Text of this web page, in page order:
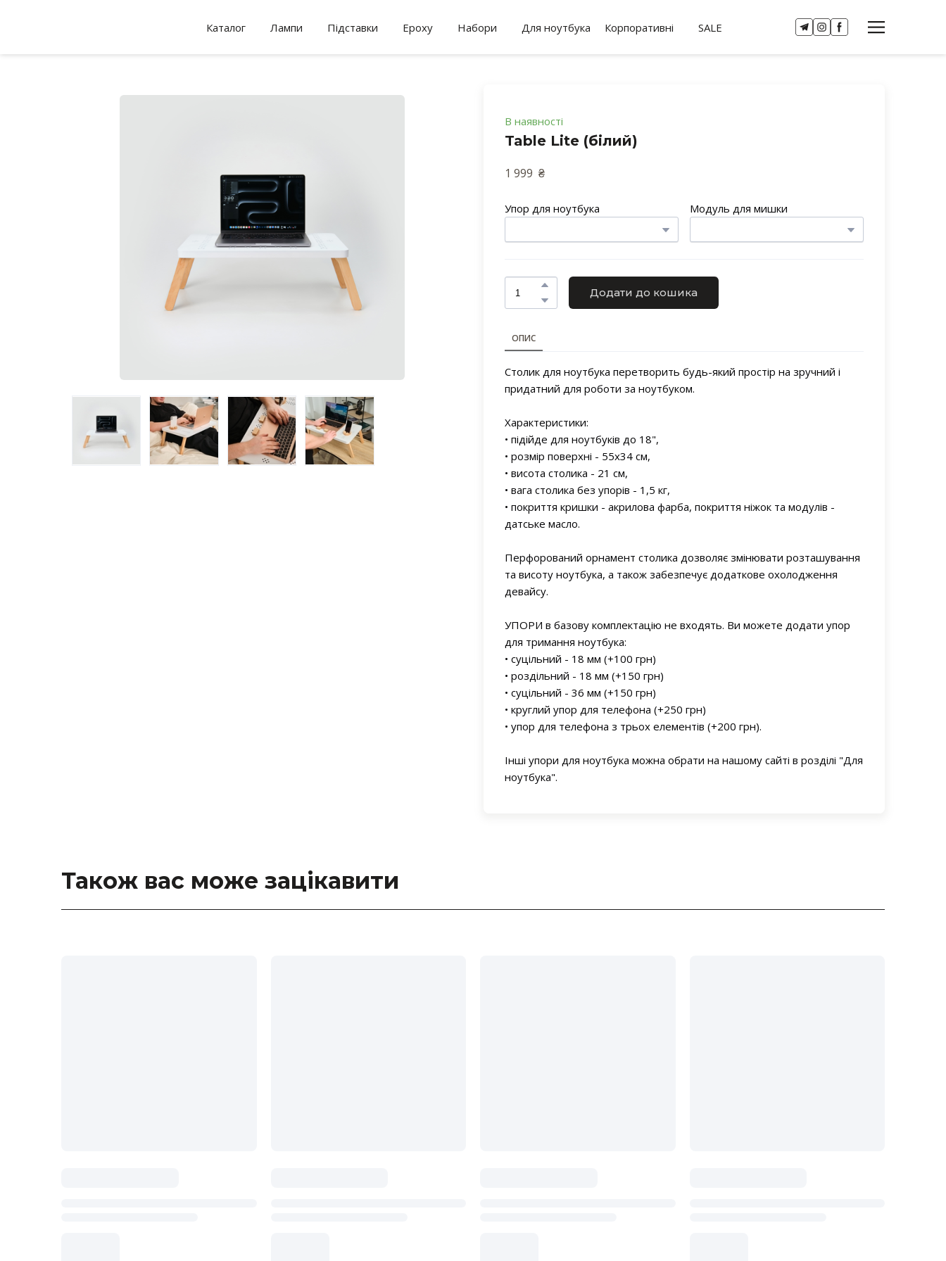
Каталог Лампи Підставки Epoxy Набори Для ноутбука Корпоративні SALE
В наявності
Table Lite (білий)
1 999  ₴
Упор для ноутбука Модуль для мишки
Додати до кошика
ОПИС
Столик для ноутбука перетворить будь-який простір на зручний і
придатний для роботи за ноутбуком.
Характеристики:
• підійде для ноутбуків до 18",
• розмір поверхні - 55х34 см,
• висота столика - 21 см,
• вага столика без упорів - 1,5 кг,
• покриття кришки - акрилова фарба, покриття ніжок та модулів -
датське масло.
Перфорований орнамент столика дозволяє змінювати розташування
та висоту ноутбука, а також забезпечує додаткове охолодження
девайсу.
УПОРИ в базову комплектацію не входять. Ви можете додати упор
для тримання ноутбука:
• суцільний - 18 мм (+100 грн)
• роздільний - 18 мм (+150 грн)
• суцільний - 36 мм (+150 грн)
• круглий упор для телефона (+250 грн)
• упор для телефона з трьох елементів (+200 грн).
Інші упори для ноутбука можна обрати на нашому сайті в розділі "Для
ноутбука".
Також вас може зацікавити